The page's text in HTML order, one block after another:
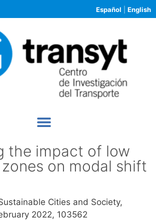
Español English
the impact of low
on modal shift
Cities and Society,
2022, 103562